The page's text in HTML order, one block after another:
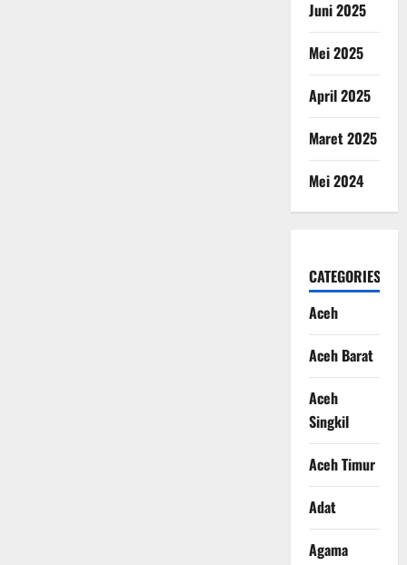
Juni 2025
Mei 2025
April 2025
Maret 2025
Mei 2024
CATEGORIES
Aceh
Aceh Barat
Aceh
Singkil
Aceh Timur
Adat
Agama